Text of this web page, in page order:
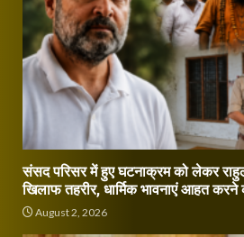
संसद परिसर में हुए घटनाक्रम को लेकर
खिलाफ तहरीर, धार्मिक भावनाएं आहत करने
August 2, 2026